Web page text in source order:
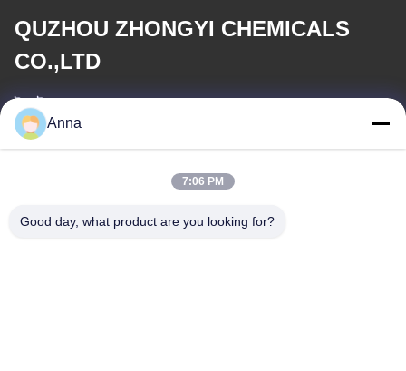
QUZHOU ZHONGYI CHEMICALS
CO.,LTD
ই-মেইল
Anna
7:06 PM
Good day, what product are you looking for?